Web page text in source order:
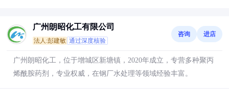
广州朗昭化工有限公司
法人:彭建敏 通过深度核验
咨询 进店
广州朗昭化工，位于增城区新塘镇，2020年成立，专营多种聚丙
烯酰胺药剂，专业权威，在钢厂水处理等领域经验丰富。